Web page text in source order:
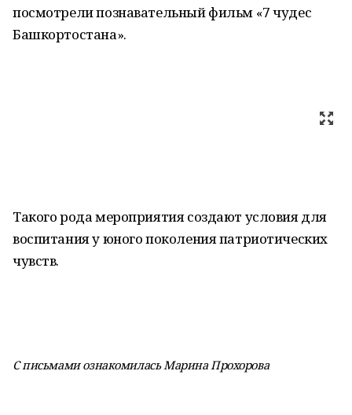
посмотрели познавательный фильм «7 чудес
Башкортостана».
Такого рода мероприятия создают условия для
воспитания у юного поколения патриотических
чувств.
С письмами ознакомилась Марина Прохорова